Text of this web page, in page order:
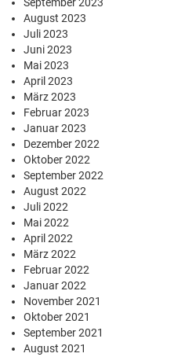
August 2023
Juli 2023
Juni 2023
Mai 2023
April 2023
März 2023
Februar 2023
Januar 2023
Dezember 2022
Oktober 2022
September 2022
August 2022
Juli 2022
Mai 2022
April 2022
März 2022
Februar 2022
Januar 2022
November 2021
Oktober 2021
September 2021
August 2021